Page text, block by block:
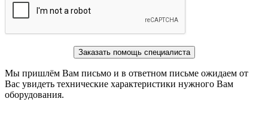
Заказать помощь специалиста
Мы пришлём Вам письмо и в ответном письме ожидаем от
Вас увидеть технические характеристики нужного Вам
оборудования.